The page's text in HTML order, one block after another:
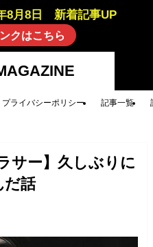
8月8日 新着記事UP
クはこちら
プライバシーポリシー 記事一覧
サー】久しぶりに
だ話